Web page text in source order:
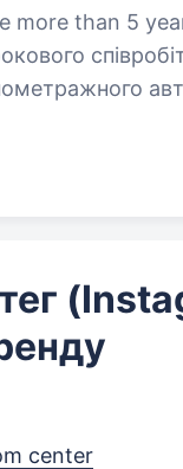
years. Шукаю
Є
center